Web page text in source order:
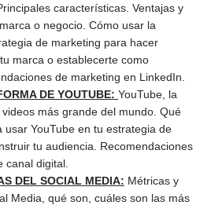
características. Ventajas y
o negocio. Cómo usar la
de marketing para hacer
marca o establecerte como
de marketing en LinkedIn.
DE YOUTUBE: YouTube, la
más grande del mundo. Qué
usar YouTube en tu estrategia de
tu audiencia. Recomendaciones
canal digital.
DEL SOCIAL MEDIA: Métricas y
Media, qué son, cuáles son las más